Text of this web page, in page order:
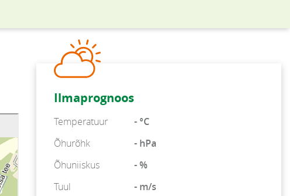
Ilmaprognoos
Temperatuur
- °C
Õhurõhk
- hPa
Õhuniiskus
- %
Tuul
- m/s